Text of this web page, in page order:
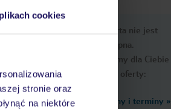
cookies
stronie oraz
na niektóre
Ups, ta oferta nie jest
dostępna.
Przygotowaliśmy dla Ciebie
podobne oferty:
Zobacz inne ceny i terminy »